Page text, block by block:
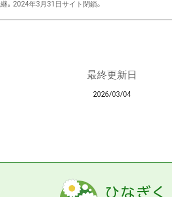
。2024年3月31日サイト閉鎖。
最終更新日
2026/03/04